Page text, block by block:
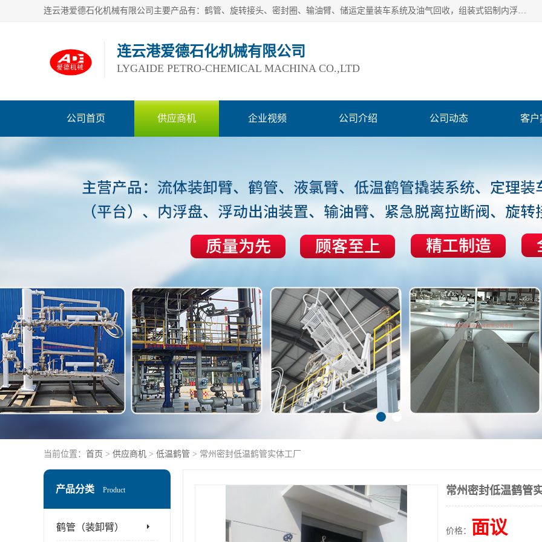
连云港爱德石化机械有限公司主要产品有：鹤管、旋转接头、密封圈、输油臂、储运定量装车系统及油气回收，组装式铝制内浮盘及油罐附件、钢结构栈桥/平台、活动梯、紧急脱离拉断阀等。完备的制造和检测手段以及高素质的员工确保了产品的质量。
连云港爱德石化机械有限公司
LYGAIDE PETRO-CHEMICAL MACHINA CO.,LTD
公司首页 供应商机 企业视频 公司介绍 公司动态 客户
当前位置： 首页 > 供应商机 > 低温鹤管 > 常州密封低温鹤管实体工厂
产品分类 Product
鹤管（装卸臂）
常州密封低温鹤管
价格： 面议